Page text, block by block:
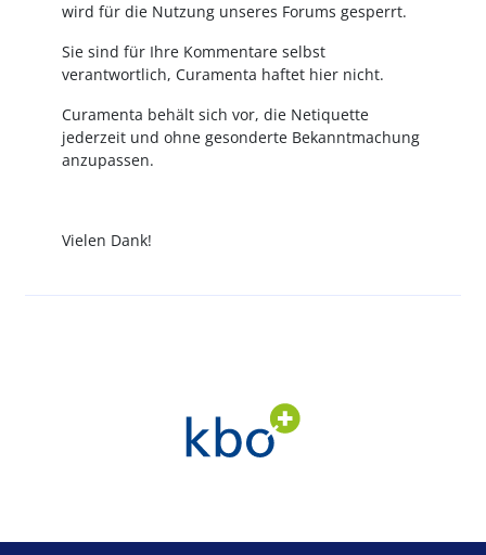
wird für die Nutzung unseres Forums gesperrt.
Sie sind für Ihre Kommentare selbst
verantwortlich, Curamenta haftet hier nicht.
Curamenta behält sich vor, die Netiquette
jederzeit und ohne gesonderte Bekanntmachung
anzupassen.
Vielen Dank!